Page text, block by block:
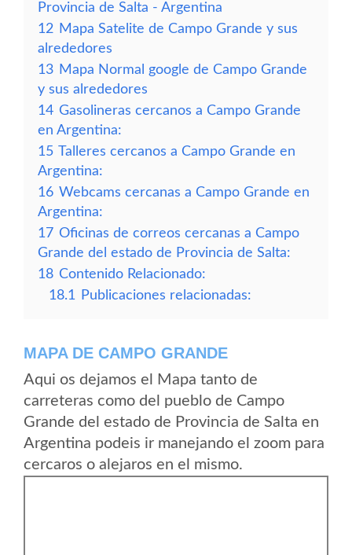
Provincia de Salta - Argentina
12 Mapa Satelite de Campo Grande y sus
alrededores
13 Mapa Normal google de Campo Grande
y sus alrededores
14 Gasolineras cercanos a Campo Grande
en Argentina:
15 Talleres cercanos a Campo Grande en
Argentina:
16 Webcams cercanas a Campo Grande en
Argentina:
17 Oficinas de correos cercanas a Campo
Grande del estado de Provincia de Salta:
18 Contenido Relacionado:
18.1
Publicaciones relacionadas:
MAPA DE CAMPO GRANDE
Aqui os dejamos el Mapa tanto de
carreteras como del pueblo de Campo
Grande del estado de Provincia de Salta en
Argentina podeis ir manejando el zoom para
cercaros o alejaros en el mismo.